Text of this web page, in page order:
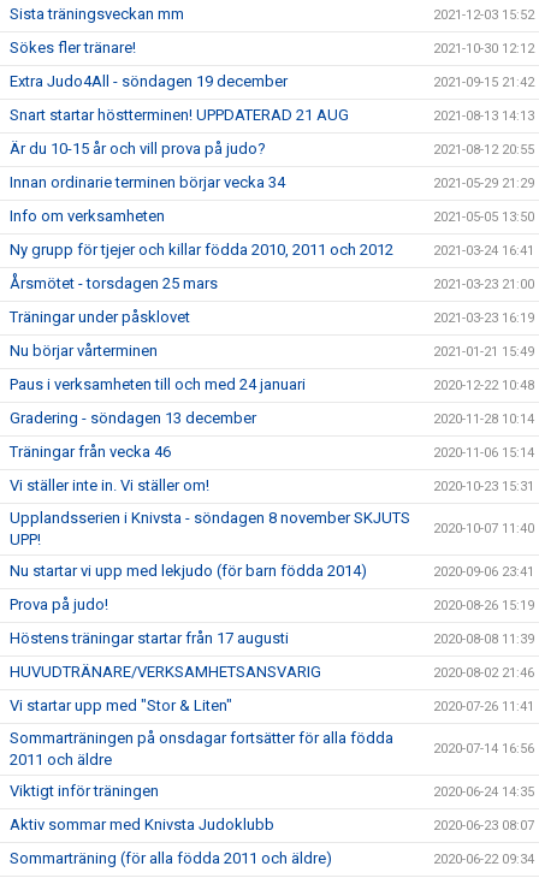
Sista träningsveckan mm 2021-12-03 15:52
Sökes fler tränare! 2021-10-30 12:12
Extra Judo4All - söndagen 19 december 2021-09-15 21:42
Snart startar höstterminen! UPPDATERAD 21 AUG 2021-08-13 14:13
Är du 10-15 år och vill prova på judo? 2021-08-12 20:55
Innan ordinarie terminen börjar vecka 34 2021-05-29 21:29
Info om verksamheten 2021-05-05 13:50
Ny grupp för tjejer och killar födda 2010, 2011 och 2012 2021-03-24 16:41
Årsmötet - torsdagen 25 mars 2021-03-23 21:00
Träningar under påsklovet 2021-03-23 16:19
Nu börjar vårterminen 2021-01-21 15:49
Paus i verksamheten till och med 24 januari 2020-12-22 10:48
Gradering - söndagen 13 december 2020-11-28 10:14
Träningar från vecka 46 2020-11-06 15:14
Vi ställer inte in. Vi ställer om! 2020-10-23 15:31
Upplandsserien i Knivsta - söndagen 8 november SKJUTS
UPP!
2020-10-07 11:40
Nu startar vi upp med lekjudo (för barn födda 2014) 2020-09-06 23:41
Prova på judo! 2020-08-26 15:19
Höstens träningar startar från 17 augusti 2020-08-08 11:39
HUVUDTRÄNARE/VERKSAMHETSANSVARIG 2020-08-02 21:46
Vi startar upp med "Stor & Liten" 2020-07-26 11:41
Sommarträningen på onsdagar fortsätter för alla födda
2011 och äldre
2020-07-14 16:56
Viktigt inför träningen 2020-06-24 14:35
Aktiv sommar med Knivsta Judoklubb 2020-06-23 08:07
Sommarträning (för alla födda 2011 och äldre) 2020-06-22 09:34